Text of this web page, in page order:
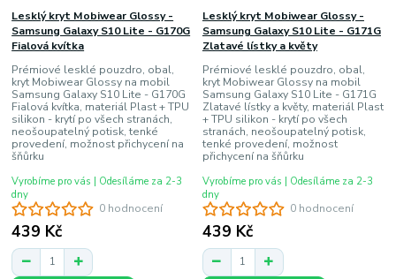
0 hodnocení
Lesklý kryt Mobiwear Glossy -
Samsung Galaxy S10 Lite - G170G
Fialová kvítka
Prémiové lesklé pouzdro, obal,
kryt Mobiwear Glossy na mobil
Samsung Galaxy S10 Lite - G170G
Fialová kvítka, materiál Plast + TPU
silikon - krytí po všech stranách,
neošoupatelný potisk, tenké
provedení, možnost přichycení na
šňůrku
439 Kč
Vyrobíme pro vás | Odesíláme za 2-3
dny
0 hodnocení
Lesklý kryt Mobiwear Glossy -
Samsung Galaxy S10 Lite - G171G
Zlatavé lístky a květy
Prémiové lesklé pouzdro, obal,
kryt Mobiwear Glossy na mobil
Samsung Galaxy S10 Lite - G171G
Zlatavé lístky a květy, materiál Plast
+ TPU silikon - krytí po všech
stranách, neošoupatelný potisk,
tenké provedení, možnost
přichycení na šňůrku
439 Kč
Vyrobíme pro vás | Odesíláme za 2-3
dny